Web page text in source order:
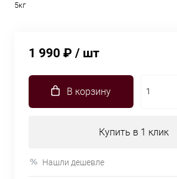
5кг
1 990 ₽ / шт
В корзину
Купить в 1 клик
Нашли дешевле